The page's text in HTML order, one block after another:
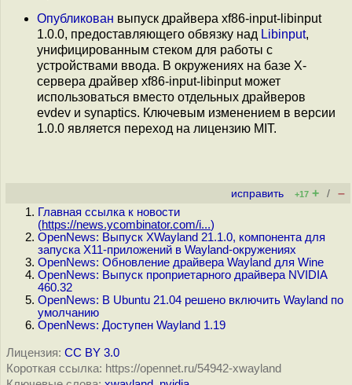
Опубликован выпуск драйвера xf86-input-libinput
1.0.0, предоставляющего обвязку над Libinput,
унифицированным стеком для работы с
устройствами ввода. В окружениях на базе X-
сервера драйвер xf86-input-libinput может
использоваться вместо отдельных драйверов
evdev и synaptics. Ключевым изменением в версии
1.0.0 является переход на лицензию MIT.
исправить +17 + / –
Главная ссылка к новости
(https://news.ycombinator.com/i...)
OpenNews: Выпуск XWayland 21.1.0, компонента для
запуска X11-приложений в Wayland-окружениях
OpenNews: Обновление драйвера Wayland для Wine
OpenNews: Выпуск проприетарного драйвера NVIDIA
460.32
OpenNews: В Ubuntu 21.04 решено включить Wayland по
умолчанию
OpenNews: Доступен Wayland 1.19
Лицензия: CC BY 3.0
Короткая ссылка: https://opennet.ru/54942-xwayland